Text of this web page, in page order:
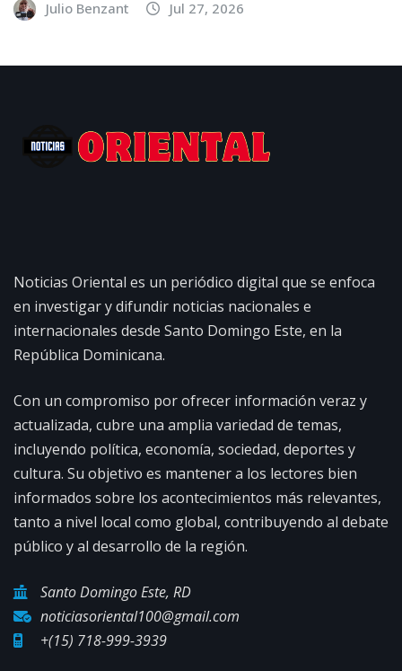
Julio Benzant Jul 27, 2026
Noticias Oriental es un periódico digital que se enfoca
en investigar y difundir noticias nacionales e
internacionales desde Santo Domingo Este, en la
República Dominicana.
Con un compromiso por ofrecer información veraz y
actualizada, cubre una amplia variedad de temas,
incluyendo política, economía, sociedad, deportes y
cultura. Su objetivo es mantener a los lectores bien
informados sobre los acontecimientos más relevantes,
tanto a nivel local como global, contribuyendo al debate
público y al desarrollo de la región.
Santo Domingo Este, RD
noticiasoriental100@gmail.com
+(15) 718-999-3939